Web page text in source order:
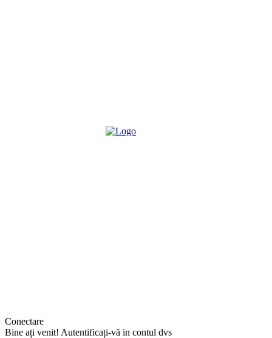
Conectare
Bine ați venit! Autentificați-vă in contul dvs